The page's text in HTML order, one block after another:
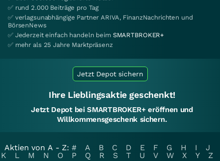
✅ rund 2.000 Beiträge pro Tag
✅ verlagsunabhängige Partner ARIVA, FinanzNachrichten und
BörsenNews
✅ Jederzeit einfach handeln beim SMARTBROKER+
✅ mehr als 25 Jahre Marktpräsenz
Jetzt Depot sichern
Ihre Lieblingsaktie geschenkt!
Jetzt Depot bei SMARTBROKER+ eröffnen und
Willkommensgeschenk sichern.
Aktien von A - Z: # A B C D E F G H I
J
K
L M N O P Q R S T U V W X Y
Z